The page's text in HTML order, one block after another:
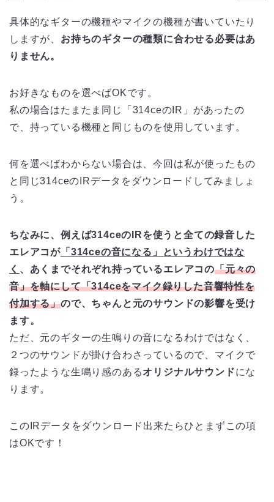
具体的なギターの機種やマイクの機種が書いていたり
しますが、 お持ちのギターの種類に合わせる必要はあ
りません。
お好きなものを選べばOKです。
私の場合はたまたま同じ「314ceのIR」があったの
で、持っている機種と同じものを使用しています。
何を選べばわからない場合は、今回は私が使ったもの
と同じ314ceのIRデータをダウンロードしてみましょ
う。
ちなみに、例えば314ceのIRを使うと全ての録音した
エレアコが 「314ceの音になる」というわけではな
く 、あくまでそれぞれ持っているエレアコの「元々の
音」を軸にして「314ceをマイク録りした音響特性を
付加する」ので、ちゃんと元のサウンドの影響を受け
ます。
ただ、元のギターの生鳴りの音になるわけではなく、
２つのサウンドが掛け合わさっているので、マイクで
録ったような生鳴り感のあるオリジナルサウンドにな
ります。
このIRデータをダウンロード出来たらひとまずこの項
はOKです！